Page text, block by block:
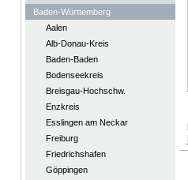
Baden-Württemberg
Aalen
Alb-Donau-Kreis
Baden-Baden
Bodenseekreis
Breisgau-Hochschw.
Enzkreis
Esslingen am Neckar
Freiburg
Friedrichshafen
Göppingen